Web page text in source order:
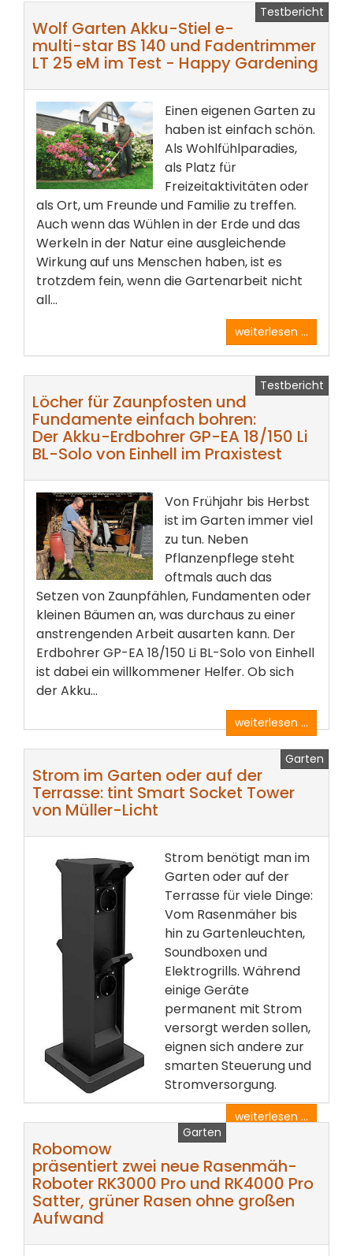
Testbericht
Wolf Garten Akku-Stiel e-
multi-star BS 140 und Fadentrimmer
LT 25 eM im Test - Happy Gardening
Einen eigenen Garten zu
haben ist einfach schön.
Als Wohlfühlparadies,
als Platz für
Freizeitaktivitäten oder
als Ort, um Freunde und Familie zu treffen.
Auch wenn das Wühlen in der Erde und das
Werkeln in der Natur eine ausgleichende
Wirkung auf uns Menschen haben, ist es
trotzdem fein, wenn die Gartenarbeit nicht
all...
weiterlesen ...
Testbericht
Löcher für Zaunpfosten und
Fundamente einfach bohren:
Der Akku-Erdbohrer GP-EA 18/150 Li
BL-Solo von Einhell im Praxistest
Von Frühjahr bis Herbst
ist im Garten immer viel
zu tun. Neben
Pflanzenpflege steht
oftmals auch das
Setzen von Zaunpfählen, Fundamenten oder
kleinen Bäumen an, was durchaus zu einer
anstrengenden Arbeit ausarten kann. Der
Erdbohrer GP-EA 18/150 Li BL-Solo von Einhell
ist dabei ein willkommener Helfer. Ob sich
der Akku...
weiterlesen ...
Garten
Strom im Garten oder auf der
Terrasse: tint Smart Socket Tower
von Müller-Licht
Strom benötigt man im
Garten oder auf der
Terrasse für viele Dinge:
Vom Rasenmäher bis
hin zu Gartenleuchten,
Soundboxen und
Elektrogrills. Während
einige Geräte
permanent mit Strom
versorgt werden sollen,
eignen sich andere zur
smarten Steuerung und
Stromversorgung.
weiterlesen ...
Garten
Robomow
präsentiert zwei neue Rasenmäh-
Roboter RK3000 Pro und RK4000 Pro
Satter, grüner Rasen ohne großen
Aufwand